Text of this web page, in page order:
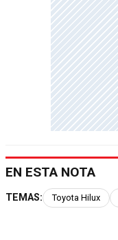
EN ESTA NOTA
TEMAS: Toyota Hilux